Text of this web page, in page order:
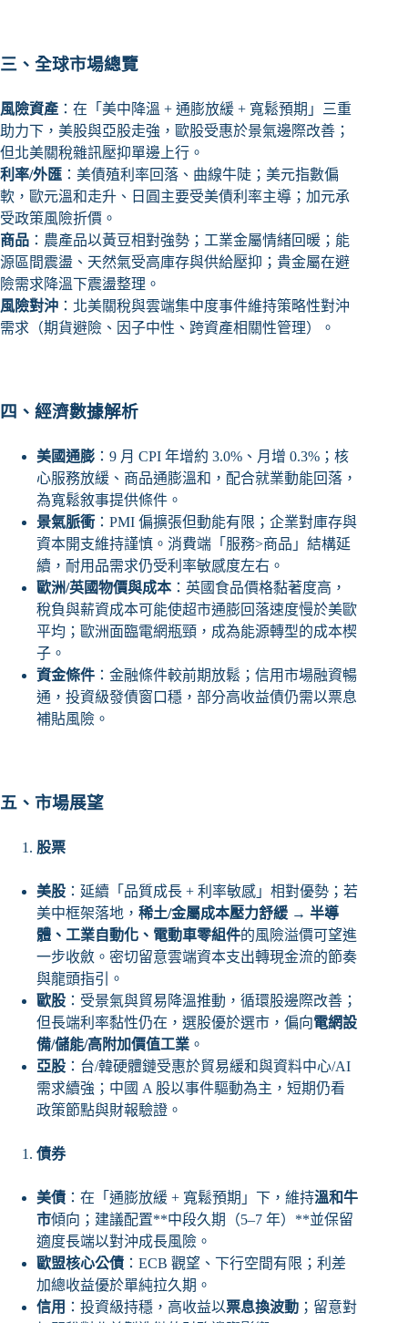
三、全球市場總覽
風險資產 ：在「美中降溫 + 通膨放緩 + 寬鬆預期」三重
助力下，美股與亞股走強，歐股受惠於景氣邊際改善；
但北美關稅雜訊壓抑單邊上行。
利率/外匯 ：美債殖利率回落、曲線牛陡；美元指數偏
軟，歐元溫和走升、日圓主要受美債利率主導；加元承
受政策風險折價。
商品 ：農產品以黃豆相對強勢；工業金屬情緒回暖；能
源區間震盪、天然氣受高庫存與供給壓抑；貴金屬在避
險需求降溫下震盪整理。
風險對沖 ：北美關稅與雲端集中度事件維持策略性對沖
需求（期貨避險、因子中性、跨資產相關性管理）。
四、經濟數據解析
美國通膨 ：9 月 CPI 年增約 3.0%、月增 0.3%；核
心服務放緩、商品通膨溫和，配合就業動能回落，
為寬鬆敘事提供條件。
景氣脈衝：PMI 偏擴張但動能有限；企業對庫存與
資本開支維持謹慎。消費端「服務>商品」結構延
續，耐用品需求仍受利率敏感度左右。
歐洲/英國物價與成本：英國食品價格黏著度高，
稅負與薪資成本可能使超市通膨回落速度慢於美歐
平均；歐洲面臨電網瓶頸，成為能源轉型的成本楔
子。
資金條件 ：金融條件較前期放鬆；信用市場融資暢
通，投資級發債窗口穩，部分高收益債仍需以票息
補貼風險。
五、市場展望
股票
美股 ：延續「品質成長 + 利率敏感」相對優勢；若
美中框架落地， 稀土/金屬成本壓力舒緩 → 半導
體、工業自動化、電動車零組件的風險溢價可望進
一步收斂。密切留意雲端資本支出轉現金流的節奏
與龍頭指引。
歐股 ：受景氣與貿易降溫推動，循環股邊際改善；
但長端利率黏性仍在，選股優於選市，偏向電網設
備/儲能/高附加價值工業 。
亞股 ：台/韓硬體鏈受惠於貿易緩和與資料中心/AI
需求續強；中國 A 股以事件驅動為主，短期仍看
政策節點與財報驗證。
債券
美債 ：在「通膨放緩 + 寬鬆預期」下，維持溫和牛
市傾向；建議配置**中段久期（5–7 年）**並保留
適度長端以對沖成長風險。
歐盟核心公債 ：ECB 觀望、下行空間有限；利差
加總收益優於單純拉久期。
信用 ：投資級持穩，高收益以票息換波動 ；留意對